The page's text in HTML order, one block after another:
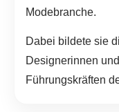
Modebranche.
Dabei bildete sie
Designerinnen
Führungskräften